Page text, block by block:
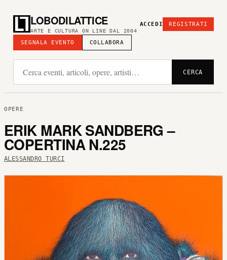
LOBODILATTICE
ARTE E CULTURA ON LINE DAL 2004
SEGNALA EVENTO COLLABORA
ACCEDI REGISTRATI
CERCA
OPERE
ERIK MARK SANDBERG –
COPERTINA N.225
ALESSANDRO TURCI